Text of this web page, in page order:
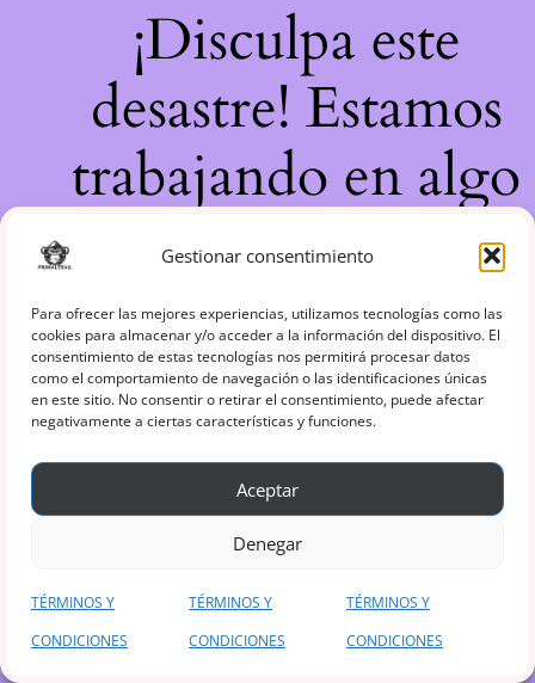
Gestionar consentimiento
Para ofrecer las mejores experiencias, utilizamos tecnologías como las
cookies para almacenar y/o acceder a la información del dispositivo. El
consentimiento de estas tecnologías nos permitirá procesar datos
como el comportamiento de navegación o las identificaciones únicas
en este sitio. No consentir o retirar el consentimiento, puede afectar
negativamente a ciertas características y funciones.
Aceptar
Denegar
TÉRMINOS Y
CONDICIONES
TÉRMINOS Y
CONDICIONES
TÉRMINOS Y
CONDICIONES
¡Disculpa este
desastre! Estamos
trabajando en algo
increíble, ¡vuelve
pronto!